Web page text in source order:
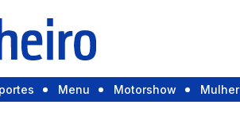
Menu Motorshow Mulher